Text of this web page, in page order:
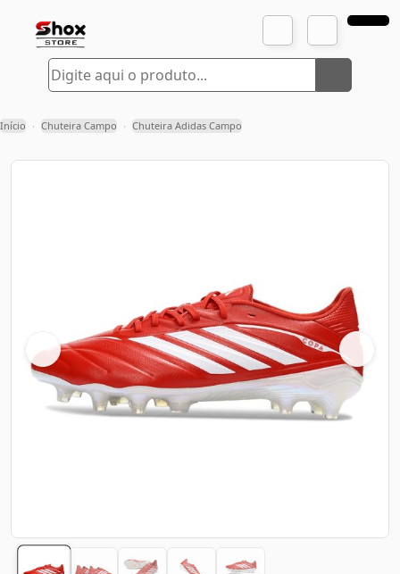
Início › Chuteira Campo › Chuteira Adidas Campo